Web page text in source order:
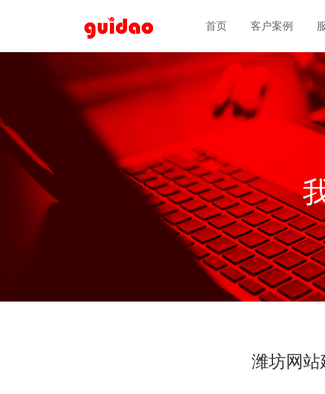
首页 客户案例
客户案例
首页 客户案例
客户案例
高端定制网站建设
品牌官网 · 集团网站 · 营销型网站 · 响应式网站建设 · 电子
商务平台 · 业务系统定制
潍坊网站